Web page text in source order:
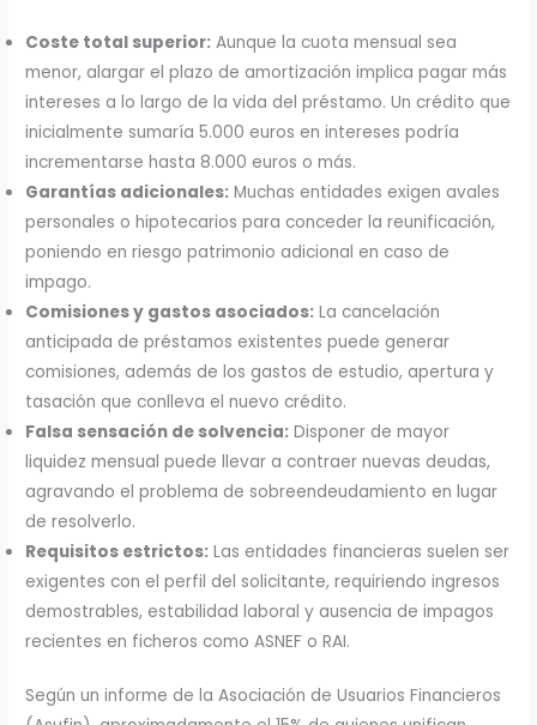
Coste total superior: Aunque la cuota mensual sea
menor, alargar el plazo de amortización implica pagar más
intereses a lo largo de la vida del préstamo. Un crédito que
inicialmente sumaría 5.000 euros en intereses podría
incrementarse hasta 8.000 euros o más.
Garantías adicionales: Muchas entidades exigen avales
personales o hipotecarios para conceder la reunificación,
poniendo en riesgo patrimonio adicional en caso de
impago.
Comisiones y gastos asociados: La cancelación
anticipada de préstamos existentes puede generar
comisiones, además de los gastos de estudio, apertura y
tasación que conlleva el nuevo crédito.
Falsa sensación de solvencia: Disponer de mayor
liquidez mensual puede llevar a contraer nuevas deudas,
agravando el problema de sobreendeudamiento en lugar
de resolverlo.
Requisitos estrictos: Las entidades financieras suelen ser
exigentes con el perfil del solicitante, requiriendo ingresos
demostrables, estabilidad laboral y ausencia de impagos
recientes en ficheros como ASNEF o RAI.
Según un informe de la Asociación de Usuarios Financieros